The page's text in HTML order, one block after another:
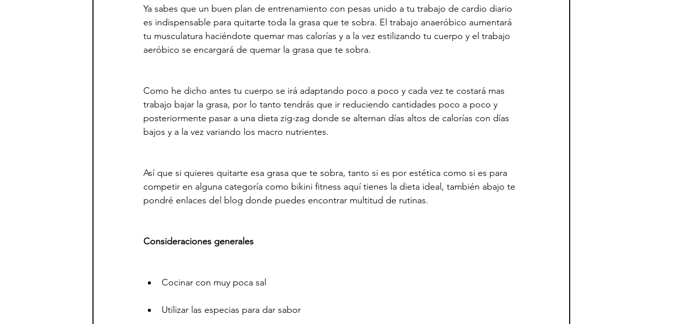
Ya sabes que un buen plan de entrenamiento con pesas unido a tu trabajo de cardio diario
es indispensable para quitarte toda la grasa que te sobra. El trabajo anaeróbico aumentará
tu musculatura haciéndote quemar mas calorías y a la vez estilizando tu cuerpo y el trabajo
aeróbico se encargará de quemar la grasa que te sobra.
Como he dicho antes tu cuerpo se irá adaptando poco a poco y cada vez te costará mas
trabajo bajar la grasa, por lo tanto tendrás que ir reduciendo cantidades poco a poco y
posteriormente pasar a una dieta zig-zag donde se alternan días altos de calorías con días
bajos y a la vez variando los macro nutrientes.
Así que si quieres quitarte esa grasa que te sobra, tanto si es por estética como si es para
competir en alguna categoría como bikini fitness aquí tienes la dieta ideal, también abajo te
pondré enlaces del blog donde puedes encontrar multitud de rutinas.
Consideraciones generales
Cocinar con muy poca sal
Utilizar las especias para dar sabor